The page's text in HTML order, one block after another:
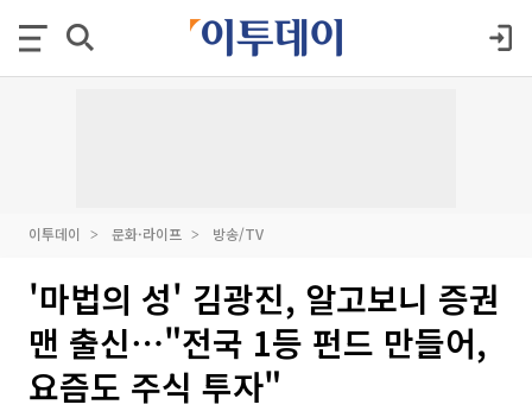
이투데이 문화·라이프 방송/TV
'마법의 성' 김광진, 알고보니 증권
맨 출신⋯"전국 1등 펀드 만들어,
요즘도 주식 투자"